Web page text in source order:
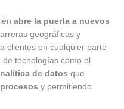
abre la puerta a nuevos
geográficas y
clientes en cualquier parte
tecnologías como el
de datos que
y permitiendo